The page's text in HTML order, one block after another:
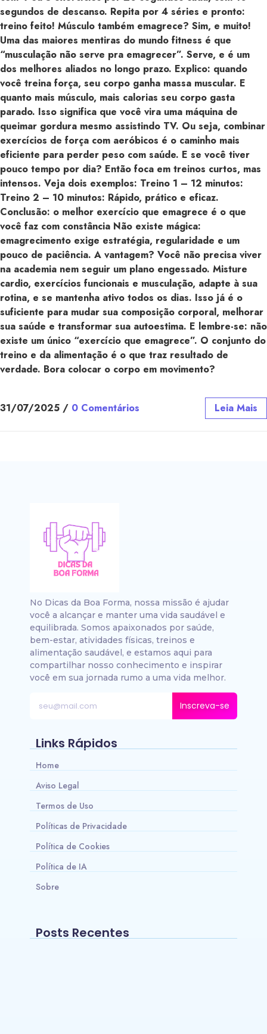
segundos de descanso. Repita por 4 séries e pronto:
treino feito! Músculo também emagrece? Sim, e muito!
Uma das maiores mentiras do mundo fitness é que
“musculação não serve pra emagrecer”. Serve, e é um
dos melhores aliados no longo prazo. Explico: quando
você treina força, seu corpo ganha massa muscular. E
quanto mais músculo, mais calorias seu corpo gasta
parado. Isso significa que você vira uma máquina de
queimar gordura mesmo assistindo TV. Ou seja, combinar
exercícios de força com aeróbicos é o caminho mais
eficiente para perder peso com saúde. E se você tiver
pouco tempo por dia? Então foca em treinos curtos, mas
intensos. Veja dois exemplos: Treino 1 – 12 minutos:
Treino 2 – 10 minutos: Rápido, prático e eficaz.
Conclusão: o melhor exercício que emagrece é o que
você faz com constância Não existe mágica:
emagrecimento exige estratégia, regularidade e um
pouco de paciência. A vantagem? Você não precisa viver
na academia nem seguir um plano engessado. Misture
cardio, exercícios funcionais e musculação, adapte à sua
rotina, e se mantenha ativo todos os dias. Isso já é o
suficiente para mudar sua composição corporal, melhorar
sua saúde e transformar sua autoestima. E lembre-se: não
existe um único “exercício que emagrece”. O conjunto do
treino e da alimentação é o que traz resultado de
verdade. Bora colocar o corpo em movimento?
31/07/2025 / 0 Comentários Leia Mais
No Dicas da Boa Forma, nossa missão é ajudar
você a alcançar e manter uma vida saudável e
equilibrada. Somos apaixonados por saúde,
bem-estar, atividades físicas, treinos e
alimentação saudável, e estamos aqui para
compartilhar nosso conhecimento e inspirar
você em sua jornada rumo a uma vida melhor.
Inscreva-se
Links Rápidos
Home
Aviso Legal
Termos de Uso
Políticas de Privacidade
Política de Cookies
Política de IA
Sobre
Posts Recentes